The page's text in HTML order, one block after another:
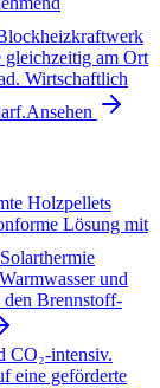
am Ort
Wirtschaftlich
Ansehen
Holzpellets
Lösung mit
Solarthermie
und
den Brennstoff-
CO₂-intensiv.
eine geförderte